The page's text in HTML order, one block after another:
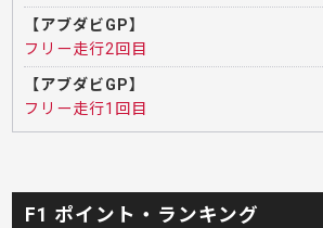
【アブダビGP】
フリー走行2回目
【アブダビGP】
フリー走行1回目
F1 ポイント・ランキング